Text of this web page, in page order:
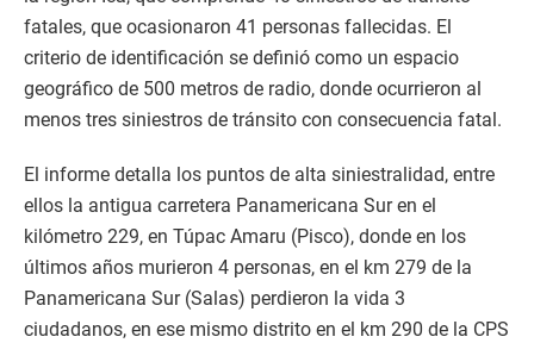
fatales, que ocasionaron 41 personas fallecidas. El
criterio de identificación se definió como un espacio
geográfico de 500 metros de radio, donde ocurrieron al
menos tres siniestros de tránsito con consecuencia fatal.
El informe detalla los puntos de alta siniestralidad, entre
ellos la antigua carretera Panamericana Sur en el
kilómetro 229, en Túpac Amaru (Pisco), donde en los
últimos años murieron 4 personas, en el km 279 de la
Panamericana Sur (Salas) perdieron la vida 3
ciudadanos, en ese mismo distrito en el km 290 de la CPS